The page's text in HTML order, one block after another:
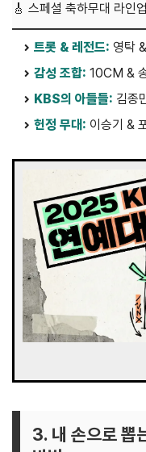
🎸 스페셜 축하무대 라인업
트롯 & 레전드: 영탁
감성 조합: 10CM &
KBS의 아들들: 김종
헌정 무대: 이승기 &
3. 내 손으로 뽑